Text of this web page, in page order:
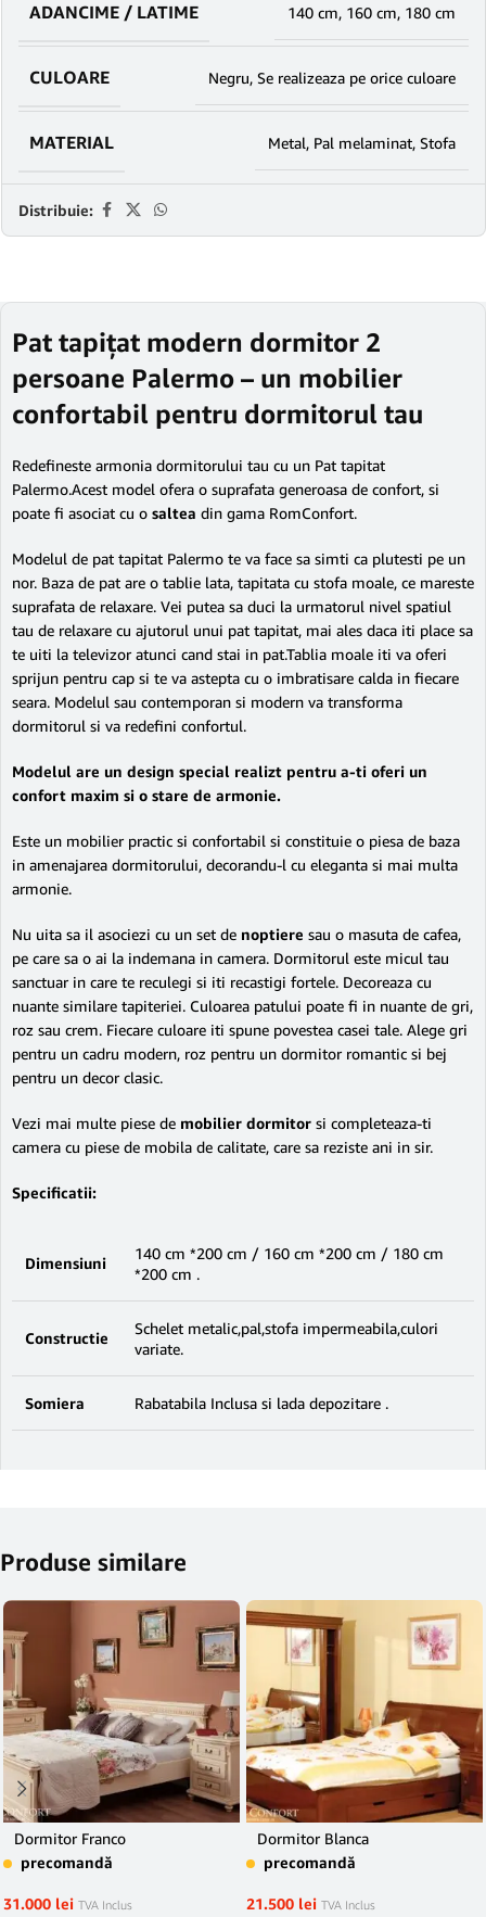
ADANCIME / LATIME 140 cm, 160 cm, 180 cm
CULOARE Negru, Se realizeaza pe orice culoare
MATERIAL Metal, Pal melaminat, Stofa
Distribuie:
Pat tapițat modern dormitor 2
persoane Palermo – un mobilier
confortabil pentru dormitorul tau
Redefineste armonia dormitorului tau cu un Pat tapitat
Palermo.Acest model ofera o suprafata generoasa de confort, si
poate fi asociat cu o saltea din gama RomConfort.
Modelul de pat tapitat Palermo te va face sa simti ca plutesti pe un
nor. Baza de pat are o tablie lata, tapitata cu stofa moale, ce mareste
suprafata de relaxare. Vei putea sa duci la urmatorul nivel spatiul
tau de relaxare cu ajutorul unui pat tapitat, mai ales daca iti place sa
te uiti la televizor atunci cand stai in pat.Tablia moale iti va oferi
sprijun pentru cap si te va astepta cu o imbratisare calda in fiecare
seara. Modelul sau contemporan si modern va transforma
dormitorul si va redefini confortul.
Modelul are un design special realizt pentru a-ti oferi un
confort maxim si o stare de armonie.
Este un mobilier practic si confortabil si constituie o piesa de baza
in amenajarea dormitorului, decorandu-l cu eleganta si mai multa
armonie.
Nu uita sa il asociezi cu un set de noptiere sau o masuta de cafea,
pe care sa o ai la indemana in camera. Dormitorul este micul tau
sanctuar in care te reculegi si iti recastigi fortele. Decoreaza cu
nuante similare tapiteriei. Culoarea patului poate fi in nuante de gri,
roz sau crem. Fiecare culoare iti spune povestea casei tale. Alege gri
pentru un cadru modern, roz pentru un dormitor romantic si bej
pentru un decor clasic.
Vezi mai multe piese de mobilier dormitor si completeaza-ti
camera cu piese de mobila de calitate, care sa reziste ani in sir.
Specificatii:
Dimensiuni
140 cm *200 cm / 160 cm *200 cm / 180 cm
*200 cm .
Constructie
Schelet metalic,pal,stofa impermeabila,culori
variate.
Somiera Rabatabila Inclusa si lada depozitare .
Produse similare
Dormitor Franco
precomandă
31.000 lei TVA Inclus
Dormitor Blanca
precomandă
21.500 lei TVA Inclus